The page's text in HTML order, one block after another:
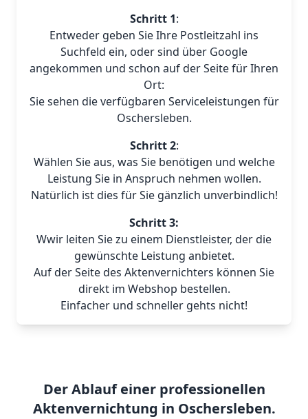
Schritt 1:
Entweder geben Sie Ihre Postleitzahl ins
Suchfeld ein, oder sind über Google
angekommen und schon auf der Seite für Ihren
Ort:
Sie sehen die verfügbaren Serviceleistungen für
Oschersleben.
Schritt 2:
Wählen Sie aus, was Sie benötigen und welche
Leistung Sie in Anspruch nehmen wollen.
Natürlich ist dies für Sie gänzlich unverbindlich!
Schritt 3:
Wwir leiten Sie zu einem Dienstleister, der die
gewünschte Leistung anbietet.
Auf der Seite des Aktenvernichters können Sie
direkt im Webshop bestellen.
Einfacher und schneller gehts nicht!
Der Ablauf einer professionellen
Aktenvernichtung in Oschersleben.